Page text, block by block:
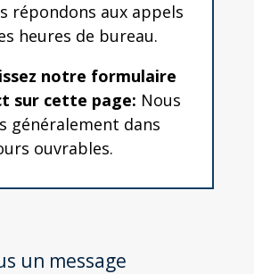
répondons aux appels
heures de bureau.
notre formulaire
sur cette page: Nous
généralement dans
ouvrables.
un message